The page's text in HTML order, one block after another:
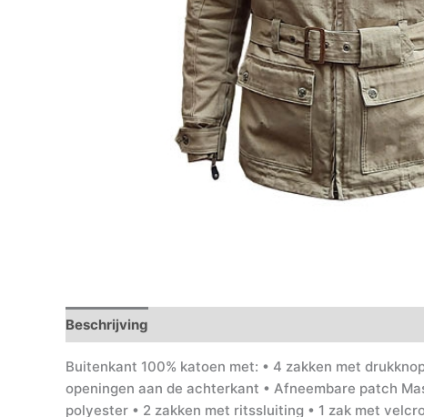
Beschrijving
Buitenkant 100% katoen met: • 4 zakken met
openingen aan de achterkant • Afneembare patch
polyester • 2 zakken met ritssluiting • 1 zak met